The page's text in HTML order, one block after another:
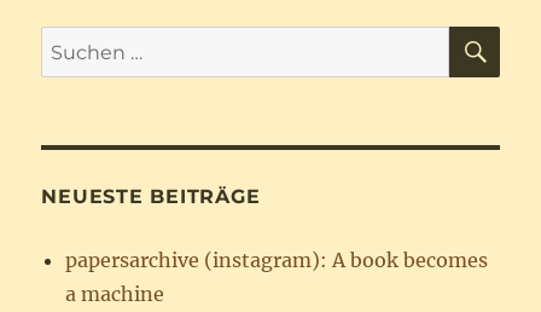
Suchen
nach:
NEUESTE BEITRÄGE
papersarchive (instagram): A book becomes
a machine